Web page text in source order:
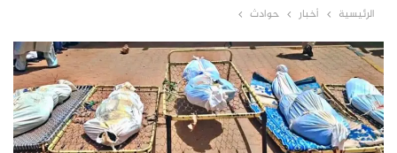
الرئيسية أخبار حوادث